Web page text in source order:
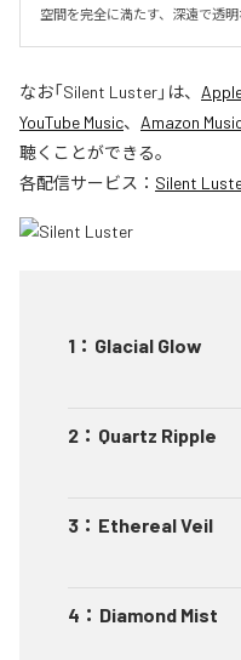
空間を完全に満たす、深遠で透
なお「Silent Luster」は、
YouTube Music、 Amazon
聴くことができる。
各配信サービス： Silent
1 ： Glacial Glow
2 ： Quartz Ripple
3 ： Ethereal Veil
4 ： Diamond Mist